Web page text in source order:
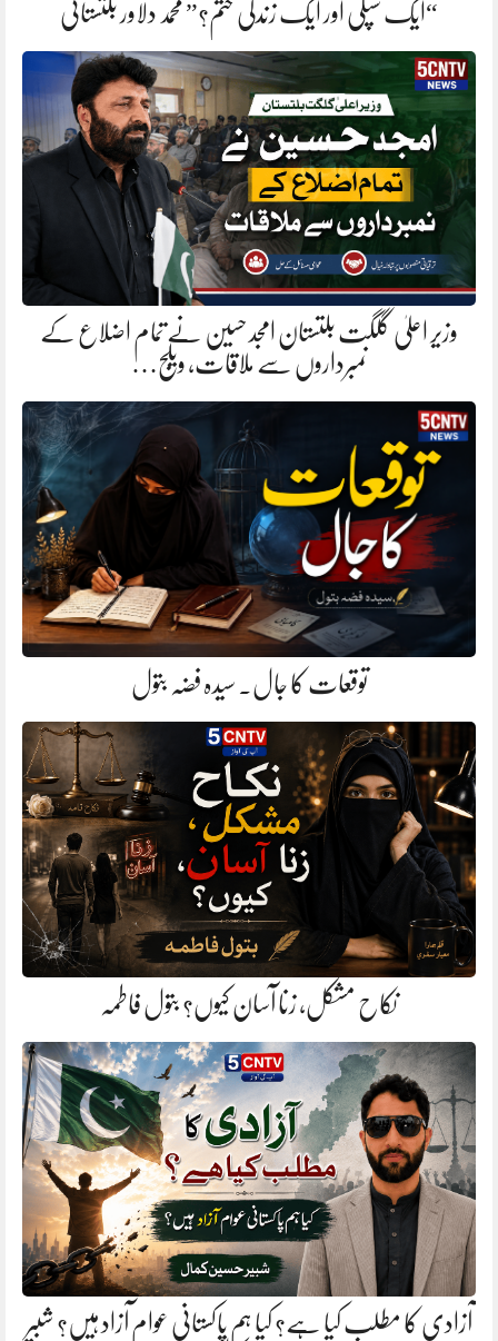
“ایک سپلی اور ایک زندگی ختم؟” محمد دلاور بلتستانی
وزیر اعلیٰ گلگت بلتستان امجد حسین نے تمام اضلاع کے
نمبرداروں سے ملاقات، ویلج…
توقعات کا جال. سیدہ فضہ بتول
نکاح مشکل، زنا آسان کیوں؟ بتول فاطمہ
آزادی کا مطلب کیا ہے؟ کیا ہم پاکستانی عوام آزاد ہیں؟ شبیر